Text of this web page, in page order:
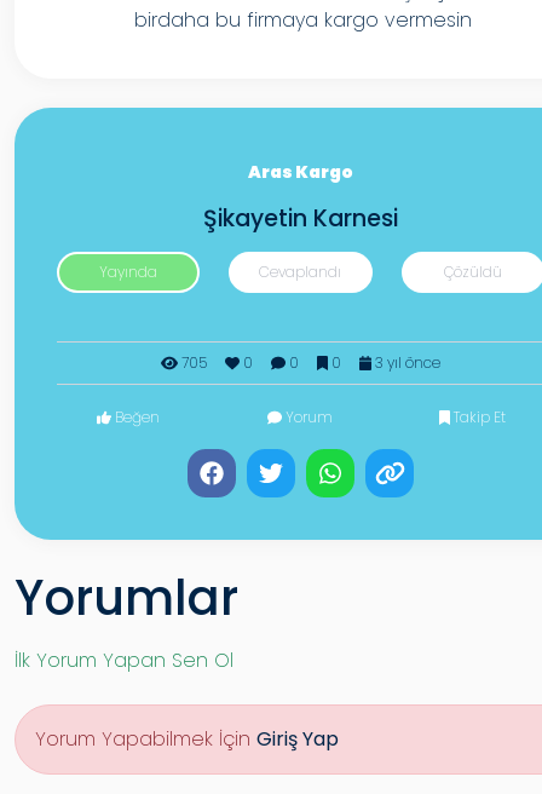
birdaha bu firmaya kargo vermesin
Aras Kargo
Şikayetin Karnesi
Yayında Cevaplandı Çözüldü
705 0 0 0 3 yıl önce
Beğen Yorum Takip Et
Yorumlar
İlk Yorum Yapan Sen Ol
Yorum Yapabilmek İçin Giriş Yap